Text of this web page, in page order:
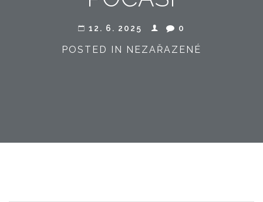
12. 6. 2025 0
POSTED IN NEZAŘAZENÉ